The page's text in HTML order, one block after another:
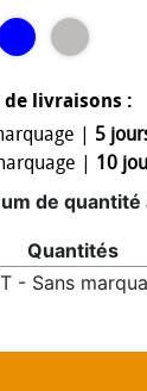
pour
8 heures
de livraisons :
| 5
| 10
de quantité
Quantités
- Sans